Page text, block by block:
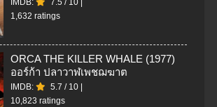
IMDB: 7.5 / 10
1,632 ratings
ORCA THE KILLER WHALE (1977)
ออร์ก้า ปลาวาฬเพชฌฆาต
IMDB: 5.7 / 10
10,823 ratings